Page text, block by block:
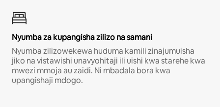
Nyumba za kupangisha zilizo na samani
Nyumba zilizowekewa huduma kamili zinajumuisha
jiko na vistawishi unavyohitaji ili uishi kwa starehe kwa
mwezi mmoja au zaidi. Ni mbadala bora kwa
upangishaji mdogo.